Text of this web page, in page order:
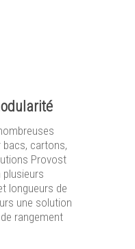
cartons,
Provost
longueurs de
une solution
rangement